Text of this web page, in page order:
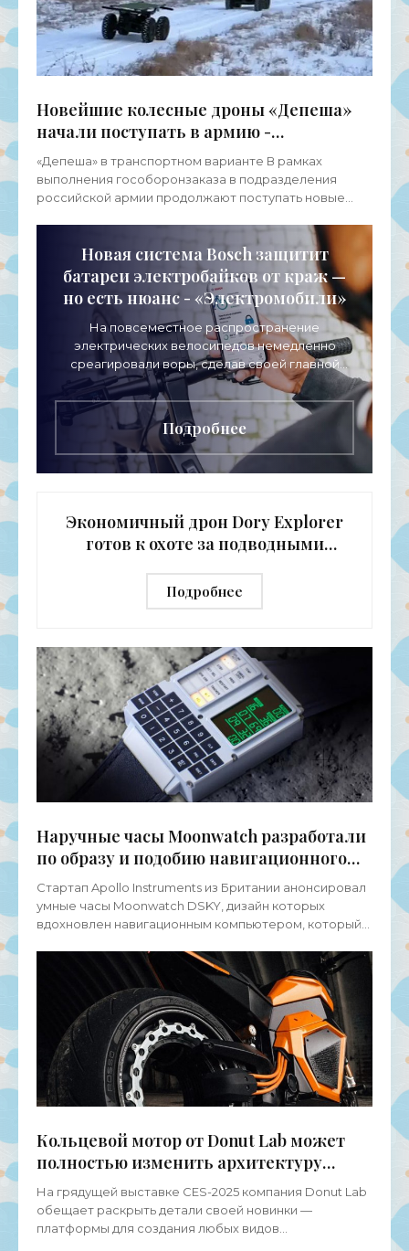
Новейшие колесные дроны «Депеша»
начали поступать в армию -
«Беспилотники»
«Депеша» в транспортном варианте В рамках
выполнения гособоронзаказа в подразделения
российской армии продолжают поступать новые
Новая система Bosch защитит
батареи электробайков от краж —
но есть нюанс - «Электромобили»
На повсеместное распространение
электрических велосипедов немедленно
среагировали воры, сделав своей главной
добычей наиболее ценную деталь —
аккумуляторы. Ситуация становится все
Подробнее
Экономичный дрон Dory Explorer
готов к охоте за подводными
Подробнее
Наручные часы Moonwatch разработали
по образу и подобию навигационного
компьютера Apollo 11 - «Умные часы»
Стартап Apollo Instruments из Британии анонсировал
умные часы Moonwatch DSKY, дизайн которых
вдохновлен навигационным компьютером, который
Кольцевой мотор от Donut Lab может
полностью изменить архитектуру
электротранспорта - «Электромобили»
На грядущей выставке CES-2025 компания Donut Lab
обещает раскрыть детали своей новинки —
платформы для создания любых видов